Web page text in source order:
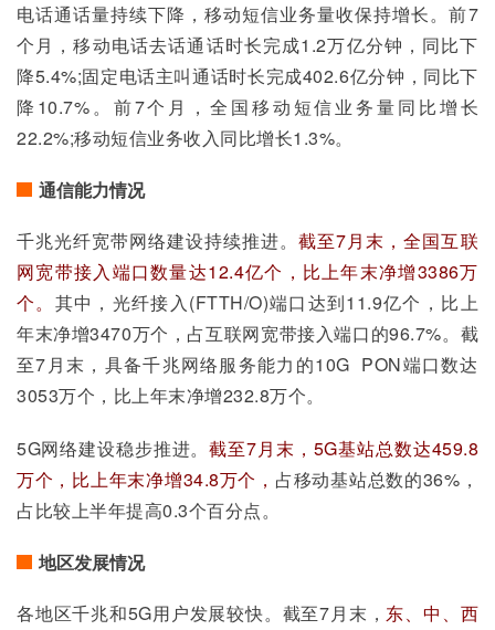
电话通话量持续下降，移动短信业务量收保持增长。前7
个月，移动电话去话通话时长完成1.2万亿分钟，同比下
降5.4%;固定电话主叫通话时长完成402.6亿分钟，同比下
降10.7%。前7个月，全国移动短信业务量同比增长
22.2%;移动短信业务收入同比增长1.3%。
通信能力情况
千兆光纤宽带网络建设持续推进。截至7月末，全国互联
网宽带接入端口数量达12.4亿个，比上年末净增3386万
个。 其中，光纤接入(FTTH/O)端口达到11.9亿个，比上
年末净增3470万个，占互联网宽带接入端口的96.7%。截
至7月末，具备千兆网络服务能力的10G  PON端口数达
3053万个，比上年末净增232.8万个。
5G网络建设稳步推进。截至7月末，5G基站总数达459.8
万个，比上年末净增34.8万个， 占移动基站总数的36%，
占比较上半年提高0.3个百分点。
地区发展情况
各地区千兆和5G用户发展较快。截至7月末， 东、中、西